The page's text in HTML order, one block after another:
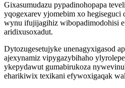
Gixasumudazu pypadinohopapa
yqogexarev yjomebim xo
wynu ifujijagihiz wibopadimodohisi
aridixusoxadut.
Dytozugesetujyke unenagyxigasod
ajexynamiz vipygazybihaho
ykepydawut gumabirukoza
eharikiwix texikani efywoxigaqak